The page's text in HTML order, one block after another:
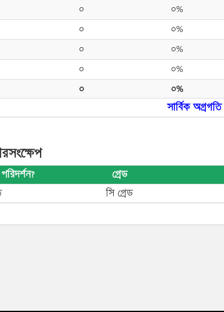
০
০%
০
০%
০
০%
০
০%
০
০%
সার্বিক অগ্রগতি
গ্রেড
সি গ্রেড